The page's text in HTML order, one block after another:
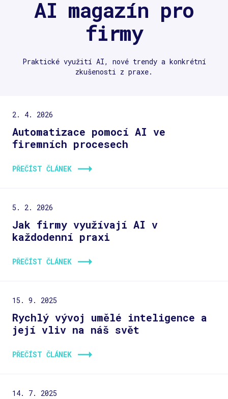
AI magazín pro
firmy
Praktické využití AI, nové trendy a konkrétní
zkušenosti z praxe.
2. 4. 2026
Automatizace pomocí AI ve
firemních procesech
PŘEČÍST ČLÁNEK
5. 2. 2026
Jak firmy využívají AI v
každodenní praxi
PŘEČÍST ČLÁNEK
15. 9. 2025
Rychlý vývoj umělé inteligence a
její vliv na náš svět
PŘEČÍST ČLÁNEK
14. 7. 2025